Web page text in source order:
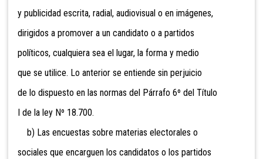
y publicidad escrita, radial, audiovisual o en imágenes,
dirigidos a promover a un candidato o a partidos
políticos, cualquiera sea el lugar, la forma y medio
que se utilice. Lo anterior se entiende sin perjuicio
de lo dispuesto en las normas del Párrafo 6º del Título
I de la ley Nº 18.700.
b) Las encuestas sobre materias electorales o
sociales que encarguen los candidatos o los partidos